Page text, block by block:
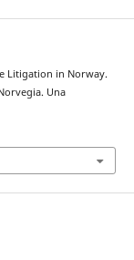
Litigation in Norway.
Una